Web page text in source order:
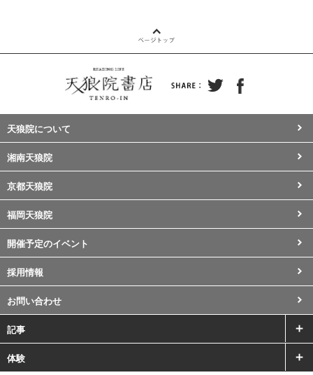
天狼院について
湘南天狼院
京都天狼院
福岡天狼院
開催予定のイベント
採用情報
お問い合わせ
記事
体験